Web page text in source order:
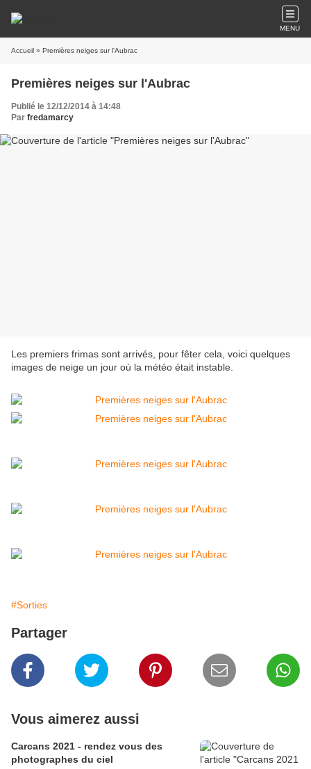
MENU
Accueil » Premières neiges sur l'Aubrac
Premières neiges sur l'Aubrac
Publié le 12/12/2014 à 14:48
Par fredamarcy
Les premiers frimas sont arrivés, pour fêter cela, voici quelques
images de neige un jour où la météo était instable.
#Sorties
Partager
Vous aimerez aussi
Carcans 2021 - rendez vous des
photographes du ciel